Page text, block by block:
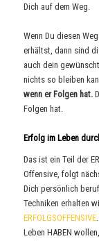
Dich auf dem Weg.
Wenn Du diesen
erhältst, dann sind
auch dein
nichts so bleiben
wenn er Folgen hat.
Folgen hat.
Erfolg im Leben
Das ist ein Teil der
Offensive, folgt
Dich persönlich
Techniken erhalten
ERFOLGSOFFENSIVE
Leben HABEN